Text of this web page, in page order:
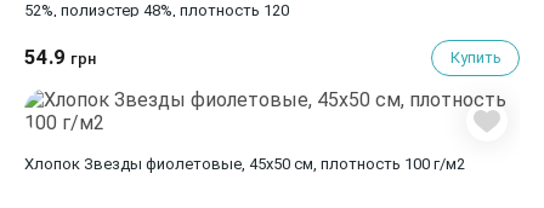
52%, полиэстер 48%, плотность 120
54.9 грн Купить
Хлопок Звезды фиолетовые, 45х50 см, плотность 100 г/м2